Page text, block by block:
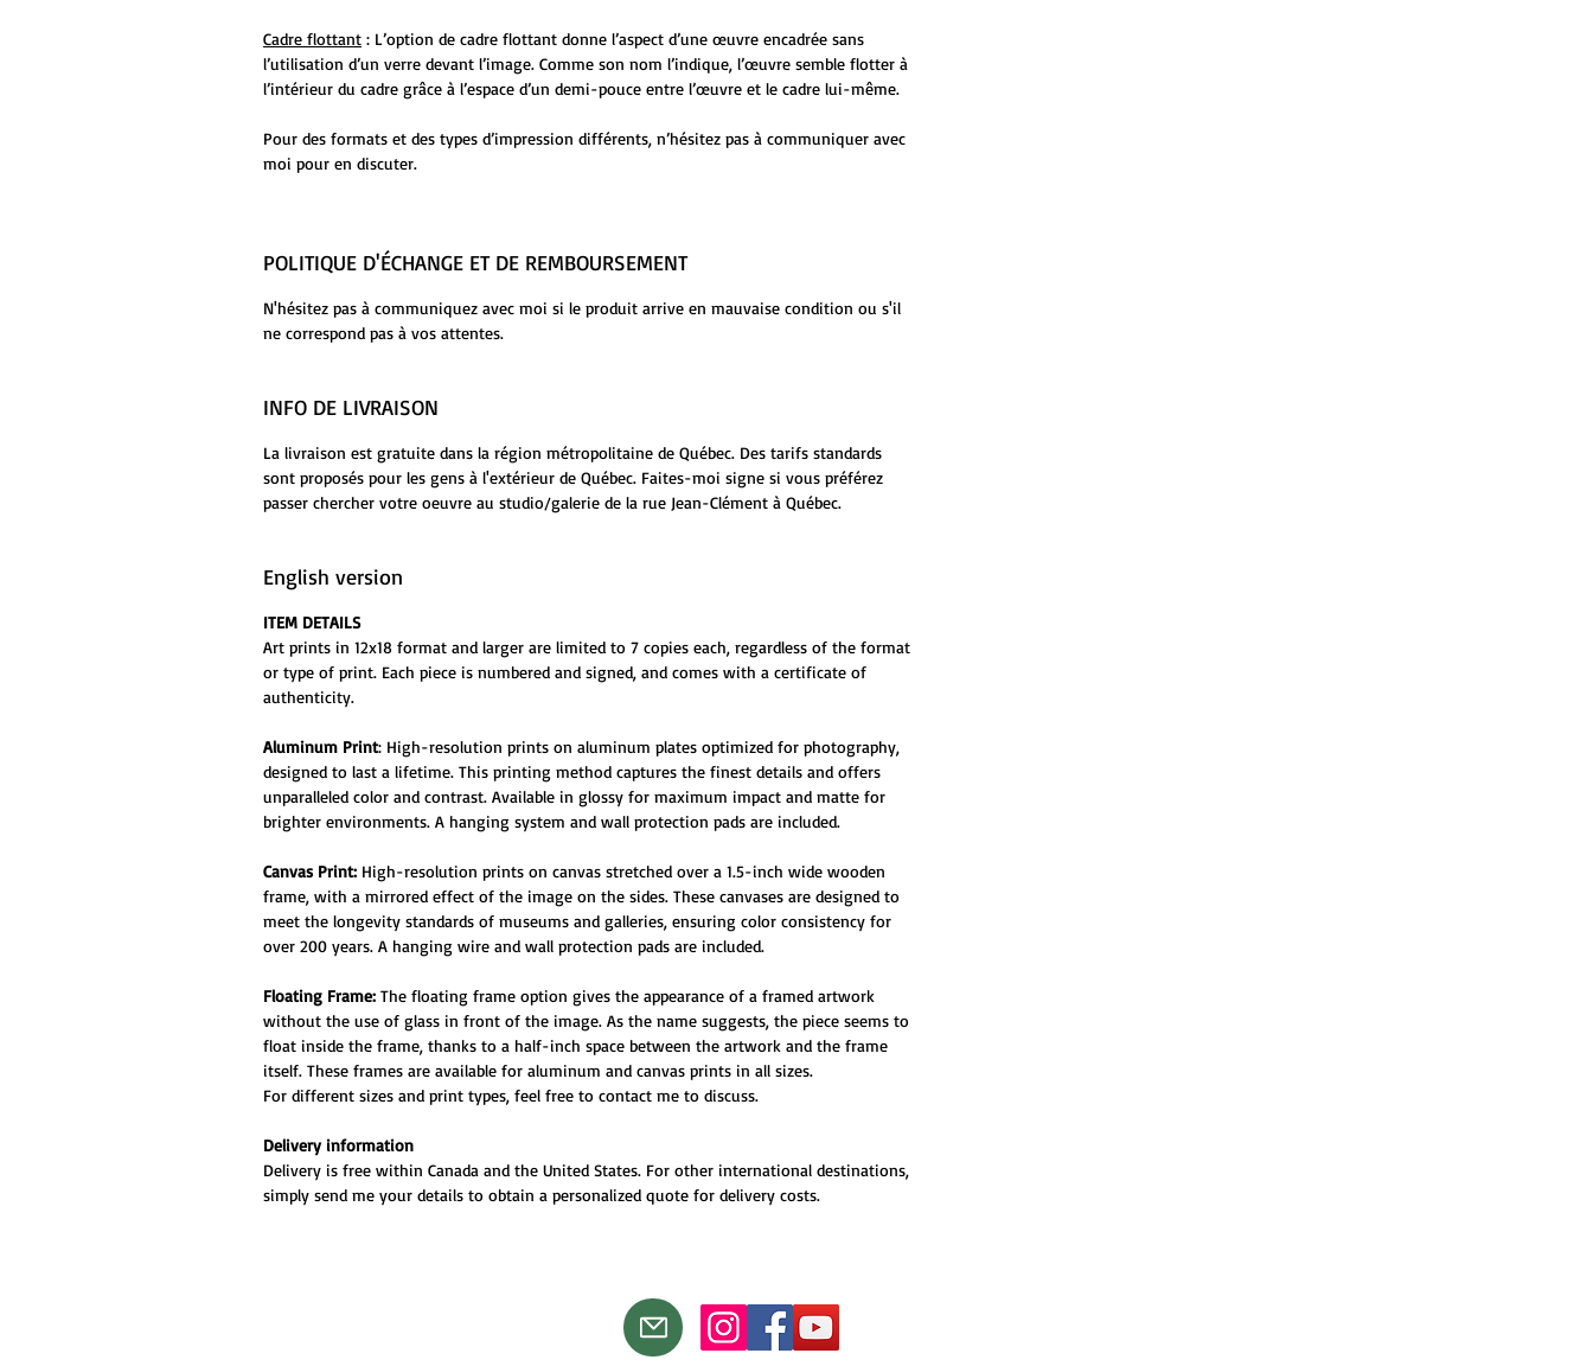
Cadre flottant : L’option de cadre flottant donne l’aspect d’une œuvre encadrée sans
l’utilisation d’un verre devant l’image. Comme son nom l’indique, l’œuvre semble flotter à
l’intérieur du cadre grâce à l’espace d’un demi-pouce entre l’œuvre et le cadre lui-même.
Pour des formats et des types d’impression différents, n’hésitez pas à communiquer avec
moi pour en discuter.
POLITIQUE D'ÉCHANGE ET DE REMBOURSEMENT
N'hésitez pas à communiquez avec moi si le produit arrive en mauvaise condition ou s'il
ne correspond pas à vos attentes.
INFO DE LIVRAISON
La livraison est gratuite dans la région métropolitaine de Québec. Des tarifs standards
sont proposés pour les gens à l'extérieur de Québec. Faites-moi signe si vous préférez
passer chercher votre oeuvre au studio/galerie de la rue Jean-Clément à Québec.
English version
ITEM DETAILS
Art prints in 12x18 format and larger are limited to 7 copies each, regardless of the format
or type of print. Each piece is numbered and signed, and comes with a certificate of
authenticity.
Aluminum Print: High-resolution prints on aluminum plates optimized for photography,
designed to last a lifetime. This printing method captures the finest details and offers
unparalleled color and contrast. Available in glossy for maximum impact and matte for
brighter environments. A hanging system and wall protection pads are included.
Canvas Print: High-resolution prints on canvas stretched over a 1.5-inch wide wooden
frame, with a mirrored effect of the image on the sides. These canvases are designed to
meet the longevity standards of museums and galleries, ensuring color consistency for
over 200 years. A hanging wire and wall protection pads are included.
Floating Frame: The floating frame option gives the appearance of a framed artwork
without the use of glass in front of the image. As the name suggests, the piece seems to
float inside the frame, thanks to a half-inch space between the artwork and the frame
itself. These frames are available for aluminum and canvas prints in all sizes.
For different sizes and print types, feel free to contact me to discuss.
Delivery information
Delivery is free within Canada and the United States. For other international destinations,
simply send me your details to obtain a personalized quote for delivery costs.